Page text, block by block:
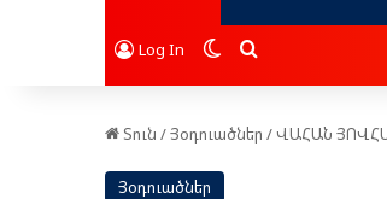
Log In Switch skin
Որոնել
Տուն /Յօդուածներ /ՎԱ­ՀԱՆ
Յօդուածներ